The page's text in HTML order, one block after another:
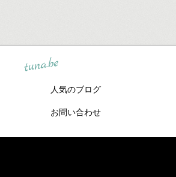
tuna.be
人気のブログ
お問い合わせ